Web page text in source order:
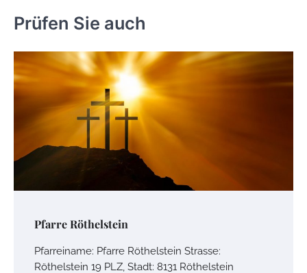
Prüfen Sie auch
Pfarre Röthelstein
Pfarreiname: Pfarre Röthelstein Strasse:
Röthelstein 19 PLZ, Stadt: 8131 Röthelstein